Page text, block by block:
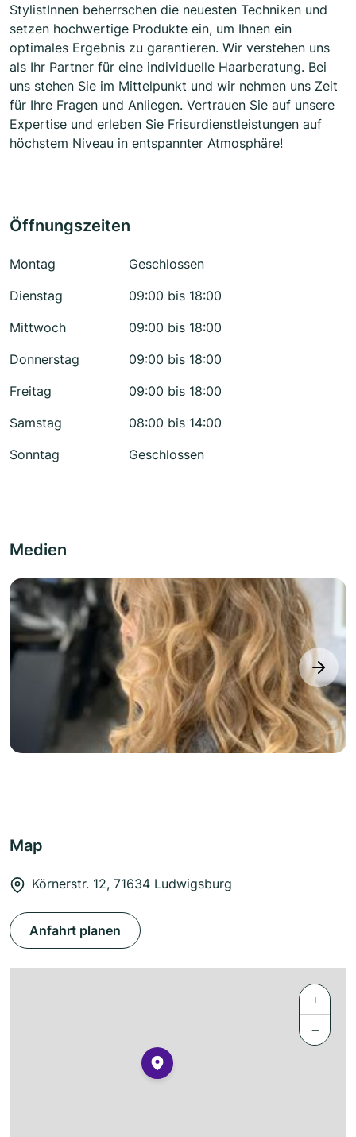
StylistInnen beherrschen die neuesten Techniken und
setzen hochwertige Produkte ein, um Ihnen ein
optimales Ergebnis zu garantieren. Wir verstehen uns
als Ihr Partner für eine individuelle Haarberatung. Bei
uns stehen Sie im Mittelpunkt und wir nehmen uns Zeit
für Ihre Fragen und Anliegen. Vertrauen Sie auf unsere
Expertise und erleben Sie Frisurdienstleistungen auf
höchstem Niveau in entspannter Atmosphäre!
Öffnungszeiten
Montag
Geschlossen
Dienstag
09:00 bis 18:00
Mittwoch
09:00 bis 18:00
Donnerstag
09:00 bis 18:00
Freitag
09:00 bis 18:00
Samstag
08:00 bis 14:00
Sonntag
Geschlossen
Medien
next
Map
Körnerstr. 12, 71634 Ludwigsburg
Anfahrt planen
+
−